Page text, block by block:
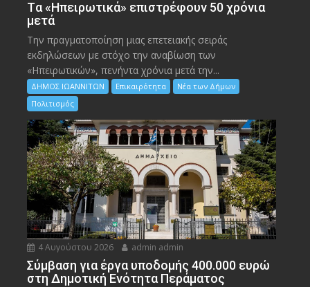
Tα «Ηπειρωτικά» επιστρέφουν 50 χρόνια
μετά
Την πραγματοποίηση μιας επετειακής σειράς
εκδηλώσεων με στόχο την αναβίωση των
«Ηπειρωτικών», πενήντα χρόνια μετά την...
ΔΗΜΟΣ ΙΩΑΝΝΙΤΩΝ Επικαιρότητα
Νέα των Δήμων
Πολιτισμός
4 Αυγούστου 2026 admin admin
Σύμβαση για έργα υποδομής 400.000 ευρώ
στη Δημοτική Ενότητα Περάματος